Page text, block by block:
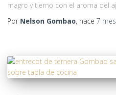
magro y tierno con el aroma del
Por Nelson Gombao, hace 7